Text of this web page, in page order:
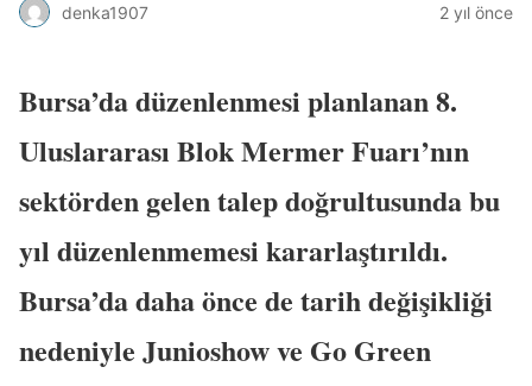
denka1907 2 yıl önce
Bursa’da düzenlenmesi planlanan 8.
Uluslararası Blok Mermer Fuarı’nın
sektörden gelen talep doğrultusunda bu
yıl düzenlenmemesi kararlaştırıldı.
Bursa’da daha önce de tarih değişikliği
nedeniyle Junioshow ve Go Green